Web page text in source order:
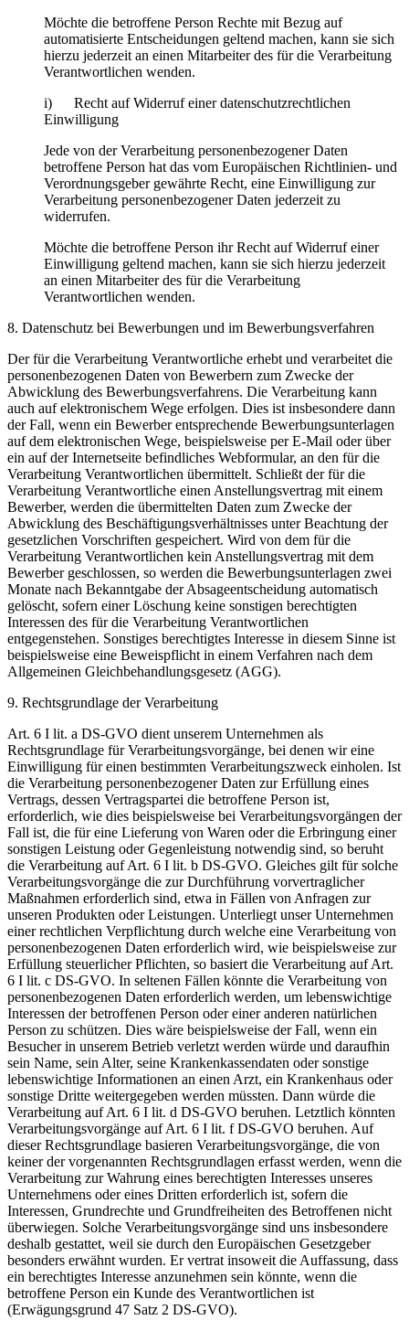
Möchte die betroffene Person Rechte mit Bezug auf
automatisierte Entscheidungen geltend machen, kann sie sich
hierzu jederzeit an einen Mitarbeiter des für die Verarbeitung
Verantwortlichen wenden.
i) Recht auf Widerruf einer datenschutzrechtlichen
Einwilligung
Jede von der Verarbeitung personenbezogener Daten
betroffene Person hat das vom Europäischen Richtlinien- und
Verordnungsgeber gewährte Recht, eine Einwilligung zur
Verarbeitung personenbezogener Daten jederzeit zu
widerrufen.
Möchte die betroffene Person ihr Recht auf Widerruf einer
Einwilligung geltend machen, kann sie sich hierzu jederzeit
an einen Mitarbeiter des für die Verarbeitung
Verantwortlichen wenden.
8. Datenschutz bei Bewerbungen und im Bewerbungsverfahren
Der für die Verarbeitung Verantwortliche erhebt und verarbeitet die
personenbezogenen Daten von Bewerbern zum Zwecke der
Abwicklung des Bewerbungsverfahrens. Die Verarbeitung kann
auch auf elektronischem Wege erfolgen. Dies ist insbesondere dann
der Fall, wenn ein Bewerber entsprechende Bewerbungsunterlagen
auf dem elektronischen Wege, beispielsweise per E-Mail oder über
ein auf der Internetseite befindliches Webformular, an den für die
Verarbeitung Verantwortlichen übermittelt. Schließt der für die
Verarbeitung Verantwortliche einen Anstellungsvertrag mit einem
Bewerber, werden die übermittelten Daten zum Zwecke der
Abwicklung des Beschäftigungsverhältnisses unter Beachtung der
gesetzlichen Vorschriften gespeichert. Wird von dem für die
Verarbeitung Verantwortlichen kein Anstellungsvertrag mit dem
Bewerber geschlossen, so werden die Bewerbungsunterlagen zwei
Monate nach Bekanntgabe der Absageentscheidung automatisch
gelöscht, sofern einer Löschung keine sonstigen berechtigten
Interessen des für die Verarbeitung Verantwortlichen
entgegenstehen. Sonstiges berechtigtes Interesse in diesem Sinne ist
beispielsweise eine Beweispflicht in einem Verfahren nach dem
Allgemeinen Gleichbehandlungsgesetz (AGG).
9. Rechtsgrundlage der Verarbeitung
Art. 6 I lit. a DS-GVO dient unserem Unternehmen als
Rechtsgrundlage für Verarbeitungsvorgänge, bei denen wir eine
Einwilligung für einen bestimmten Verarbeitungszweck einholen. Ist
die Verarbeitung personenbezogener Daten zur Erfüllung eines
Vertrags, dessen Vertragspartei die betroffene Person ist,
erforderlich, wie dies beispielsweise bei Verarbeitungsvorgängen der
Fall ist, die für eine Lieferung von Waren oder die Erbringung einer
sonstigen Leistung oder Gegenleistung notwendig sind, so beruht
die Verarbeitung auf Art. 6 I lit. b DS-GVO. Gleiches gilt für solche
Verarbeitungsvorgänge die zur Durchführung vorvertraglicher
Maßnahmen erforderlich sind, etwa in Fällen von Anfragen zur
unseren Produkten oder Leistungen. Unterliegt unser Unternehmen
einer rechtlichen Verpflichtung durch welche eine Verarbeitung von
personenbezogenen Daten erforderlich wird, wie beispielsweise zur
Erfüllung steuerlicher Pflichten, so basiert die Verarbeitung auf Art.
6 I lit. c DS-GVO. In seltenen Fällen könnte die Verarbeitung von
personenbezogenen Daten erforderlich werden, um lebenswichtige
Interessen der betroffenen Person oder einer anderen natürlichen
Person zu schützen. Dies wäre beispielsweise der Fall, wenn ein
Besucher in unserem Betrieb verletzt werden würde und daraufhin
sein Name, sein Alter, seine Krankenkassendaten oder sonstige
lebenswichtige Informationen an einen Arzt, ein Krankenhaus oder
sonstige Dritte weitergegeben werden müssten. Dann würde die
Verarbeitung auf Art. 6 I lit. d DS-GVO beruhen. Letztlich könnten
Verarbeitungsvorgänge auf Art. 6 I lit. f DS-GVO beruhen. Auf
dieser Rechtsgrundlage basieren Verarbeitungsvorgänge, die von
keiner der vorgenannten Rechtsgrundlagen erfasst werden, wenn die
Verarbeitung zur Wahrung eines berechtigten Interesses unseres
Unternehmens oder eines Dritten erforderlich ist, sofern die
Interessen, Grundrechte und Grundfreiheiten des Betroffenen nicht
überwiegen. Solche Verarbeitungsvorgänge sind uns insbesondere
deshalb gestattet, weil sie durch den Europäischen Gesetzgeber
besonders erwähnt wurden. Er vertrat insoweit die Auffassung, dass
ein berechtigtes Interesse anzunehmen sein könnte, wenn die
betroffene Person ein Kunde des Verantwortlichen ist
(Erwägungsgrund 47 Satz 2 DS-GVO).